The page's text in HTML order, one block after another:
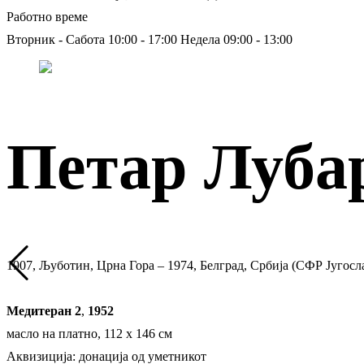
Работно време
Вторник - Сабота 10:00 - 17:00 Недела 09:00 - 13:00
Петар
1907, Љуботин, Црна Гора – 1974, Белград, Србија (СФР
Медитеран 2, 1952
масло на платно, 112 х 146 см
Аквизиција: донација од уметникот